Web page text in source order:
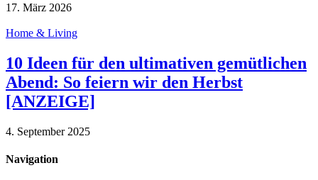
17. März 2026
Home & Living
10 Ideen für den ultimativen gemütlichen
Abend: So feiern wir den Herbst
[ANZEIGE]
4. September 2025
Navigation